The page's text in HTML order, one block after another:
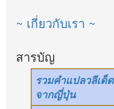
~ เกี่ยวกับเรา ~
สารบัญ
รวมคำแปลวลีเด็ด
จากญี่ปุ่น